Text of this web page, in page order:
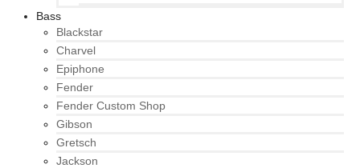
Bass
Blackstar
Charvel
Epiphone
Fender
Fender Custom Shop
Gibson
Gretsch
Jackson